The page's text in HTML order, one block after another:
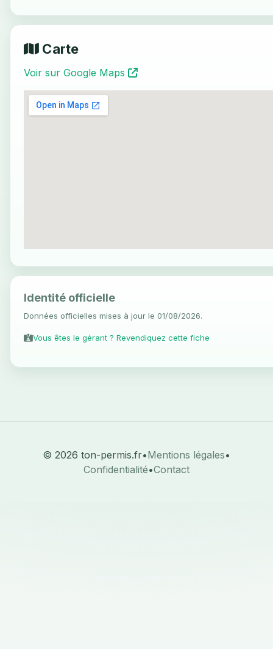
Carte
Voir sur Google Maps
Identité officielle
Données officielles mises à jour le 01/08/2026.
Vous êtes le gérant ? Revendiquez cette fiche
© 2026 ton-permis.fr•Mentions légales•
Confidentialité•Contact